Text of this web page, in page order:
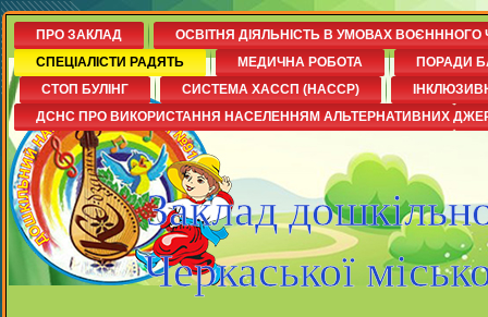
Заклад
Черкаської
ПРО ЗАКЛАД
ОСВІТНЯ ДІЯЛЬНІСТЬ В УМОВАХ ВОЄНННОГО
СПЕЦІАЛІСТИ РАДЯТЬ
МЕДИЧНА РОБОТА
ПОРАДИ
СТОП БУЛІНГ
СИСТЕМА ХАССП (НАССР)
ДСНС ПРО ВИКОРИСТАННЯ НАСЕЛЕННЯМ АЛЬТЕРНАТИВНИХ